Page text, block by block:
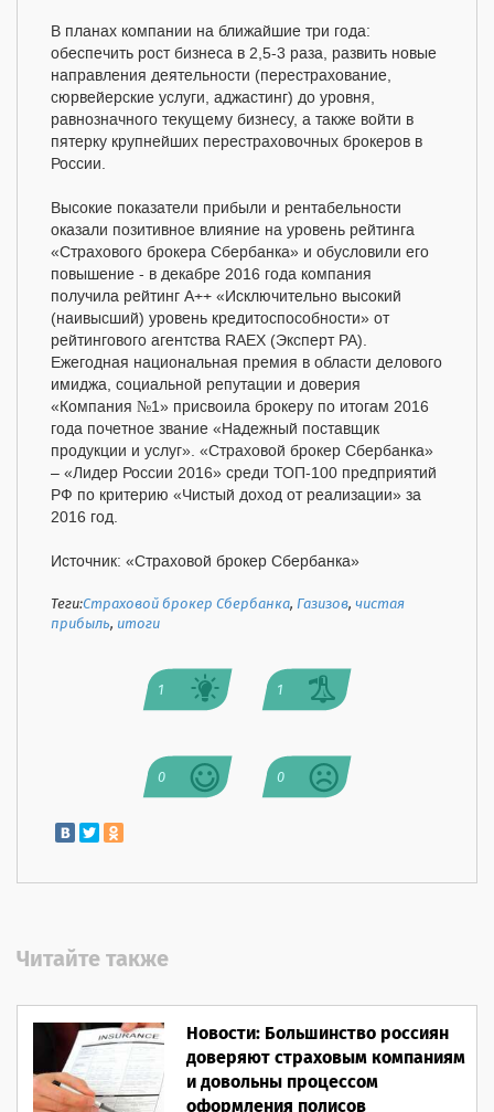
В планах компании на ближайшие три года:
обеспечить рост бизнеса в 2,5-3 раза, развить новые
направления деятельности (перестрахование,
сюрвейерские услуги, аджастинг) до уровня,
равнозначного текущему бизнесу, а также войти в
пятерку крупнейших перестраховочных брокеров в
России.
Высокие показатели прибыли и рентабельности
оказали позитивное влияние на уровень рейтинга
«Страхового брокера Сбербанка» и обусловили его
повышение - в декабре 2016 года компания
получила рейтинг А++ «Исключительно высокий
(наивысший) уровень кредитоспособности» от
рейтингового агентства RAEX (Эксперт РА).
Ежегодная национальная премия в области делового
имиджа, социальной репутации и доверия
«Компания №1» присвоила брокеру по итогам 2016
года почетное звание «Надежный поставщик
продукции и услуг». «Страховой брокер Сбербанка»
– «Лидер России 2016» среди ТОП-100 предприятий
РФ по критерию «Чистый доход от реализации» за
2016 год.
Источник: «Страховой брокер Сбербанка»
Теги:Страховой брокер Сбербанка, Газизов,чистая
прибыль, итоги
1 1
0 0
Читайте также
Новости: Большинство россиян
доверяют страховым компаниям
и довольны процессом